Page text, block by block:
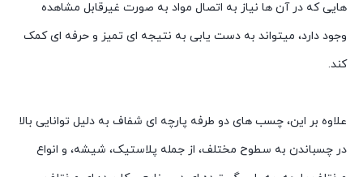
هایی که در آن ها نیاز به اتصال مواد به صورت غیرقابل مشاهده
وجود دارد، میتواند به دست یابی به نتیجه ای تمیز و حرفه ای کمک
کند.
علاوه بر این، چسب های دو طرفه پارچه ای شفاف به دلیل توانایی بالا
در چسباندن به سطوح مختلف، از جمله پلاستیک، شیشه، و انواع